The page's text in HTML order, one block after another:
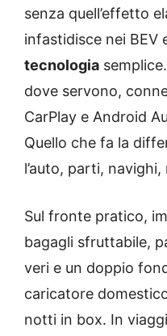
senza quell’effetto
infastidisce nei BEV
tecnologia
dove servono,
CarPlay e Android
Quello che fa la
l’auto, parti,
Sul fronte pratico,
bagagli sfruttabile,
veri e un doppio
caricatore
notti in box. In